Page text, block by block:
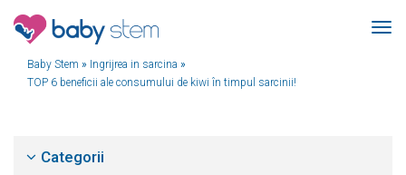
Baby Stem » Ingrijrea in sarcina »
TOP 6 beneficii ale consumului de kiwi în timpul sarcinii!
Categorii